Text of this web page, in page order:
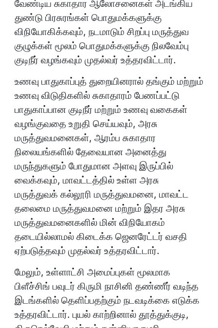
வேண்டிய சுகாதார ஆலோசனைகள் அடங்கிய
துண்டு பிரசுரங்கள் பொதுமக்களுக்கு
விநியோகிக்கவும், நடமாடும் சிறப்பு மருத்துவ
குழுக்கள் மூலம் பொதுமக்களுக்கு நிலவேம்பு
குடிநீர் வழங்கவும் முதல்வர் உத்தரவிட்டார்.
உணவு பாதுகாப்புத் துறையினரால் தங்கும் மற்றும்
உணவு விடுதிகளில் சுகாதாரம் பேணப்பட்டு
பாதுகாப்பான குடிநீர் மற்றும் உணவு வகைகள்
வழங்குவதை உறுதி செய்யவும், அரசு
மருத்துவமனைகள், ஆரம்ப சுகாதார
நிலையங்களில் தேவையான அனைத்து
மருந்துகளும் போதுமான அளவு இருப்பில்
வைக்கவும், மாவட்டத்தில் உள்ள அரசு
மருத்துவக் கல்லூரி மருத்துவமனை, மாவட்ட
தலைமை மருத்துவமனை மற்றும் இதர அரசு
மருத்துவமனைகளில் மின் விநியோகம்
தடையில்லாமல் கிடைக்க ஜெனரேட்டர் வசதி
ஏற்படுத்தவும் முதல்வர் உத்தரவிட்டார்.
மேலும், உள்ளாட்சி அமைப்புகள் மூலமாக
பிளீச்சிங் பவுடர் கிருமி நாசினி தண்ணீர் வடிந்த
இடங்களில் தெளிப்பதற்கும் நடவடிக்கை எடுக்க
உத்தரவிட்டார். புயல் காற்றினால் தூத்துக்குடி,